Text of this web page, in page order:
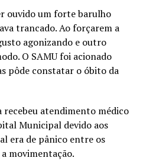
ouvido um forte barulho
trancado. Ao forçarem a
agonizando e outro
O SAMU foi acionado
pôde constatar o óbito da
atendimento médico
Municipal devido aos
era de pânico entre os
movimentação.